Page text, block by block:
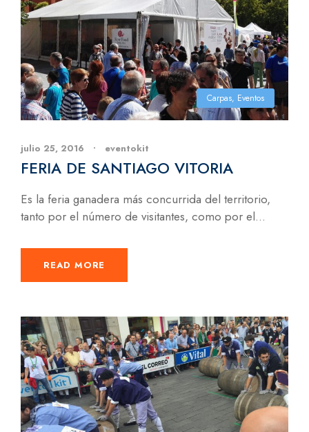
Carpas, Eventos
julio 25, 2016 • eventokit
FERIA DE SANTIAGO VITORIA
Es la feria ganadera más concurrida del territorio,
tanto por el número de visitantes, como por el...
READ MORE